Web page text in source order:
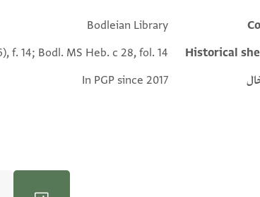
Additional
Bodleian Library
Historical
f. 14; Bodl. MS Heb. c 28, fol. 14
In PGP since 2017